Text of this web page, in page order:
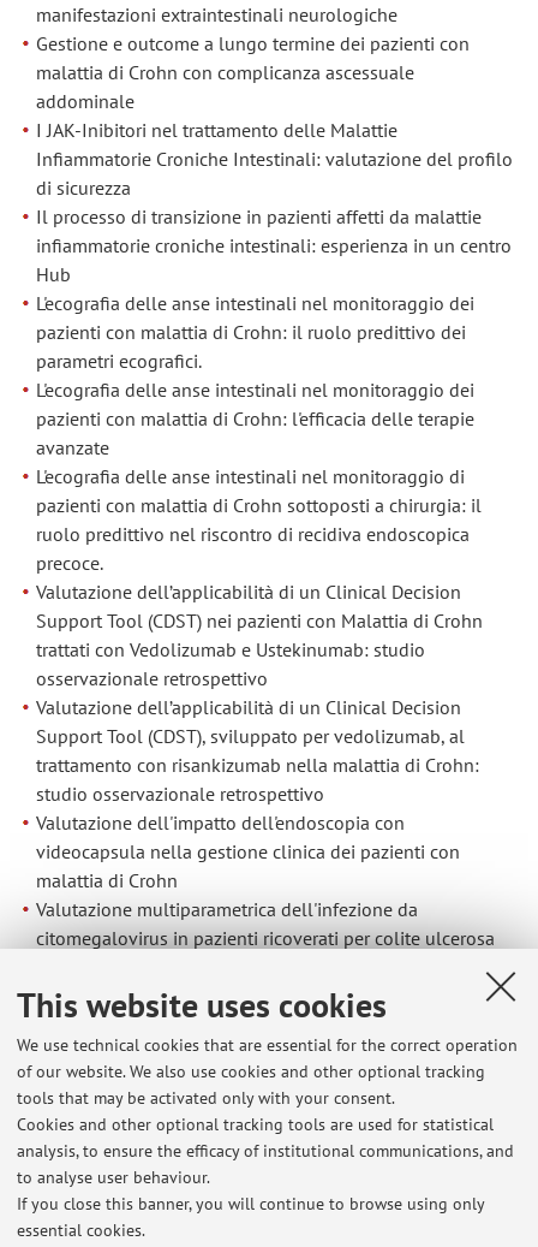
This website uses cookies
We use technical cookies that are essential for the correct operation
of our website. We also use cookies and other optional tracking
tools that may be activated only with your consent.
Cookies and other optional tracking tools are used for statistical
analysis, to ensure the efficacy of institutional communications, and
to analyse user behaviour.
If you close this banner, you will continue to browse using only
essential cookies.
manifestazioni extraintestinali neurologiche
Gestione e outcome a lungo termine dei pazienti con
malattia di Crohn con complicanza ascessuale
addominale
I JAK-Inibitori nel trattamento delle Malattie
Infiammatorie Croniche Intestinali: valutazione del profilo
di sicurezza
Il processo di transizione in pazienti affetti da malattie
infiammatorie croniche intestinali: esperienza in un centro
Hub
L'ecografia delle anse intestinali nel monitoraggio dei
pazienti con malattia di Crohn: il ruolo predittivo dei
parametri ecografici.
L'ecografia delle anse intestinali nel monitoraggio dei
pazienti con malattia di Crohn: l'efficacia delle terapie
avanzate
L'ecografia delle anse intestinali nel monitoraggio di
pazienti con malattia di Crohn sottoposti a chirurgia: il
ruolo predittivo nel riscontro di recidiva endoscopica
precoce.
Valutazione dell’applicabilità di un Clinical Decision
Support Tool (CDST) nei pazienti con Malattia di Crohn
trattati con Vedolizumab e Ustekinumab: studio
osservazionale retrospettivo
Valutazione dell’applicabilità di un Clinical Decision
Support Tool (CDST), sviluppato per vedolizumab, al
trattamento con risankizumab nella malattia di Crohn:
studio osservazionale retrospettivo
Valutazione dell'impatto dell'endoscopia con
videocapsula nella gestione clinica dei pazienti con
malattia di Crohn
Valutazione multiparametrica dell'infezione da
citomegalovirus in pazienti ricoverati per colite ulcerosa
Specialisation Schools dissertations
Efficacia, sicurezza e ottimizzazione del trattamento con
Ustekinumab nella Malattia di Crohn
Sospensione di infliximab in pazienti con colite ulcerosa
in remissione profonda stabile: risultati del follow-up a
lungo termine